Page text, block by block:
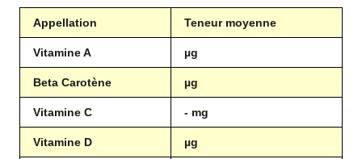
Appellation Teneur moyenne
Vitamine A µg
Beta Carotène µg
Vitamine C - mg
Vitamine D µg